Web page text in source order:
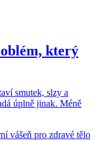
který
smutek, slzy a
úplně jinak. Méně
vášeň pro zdravé tělo